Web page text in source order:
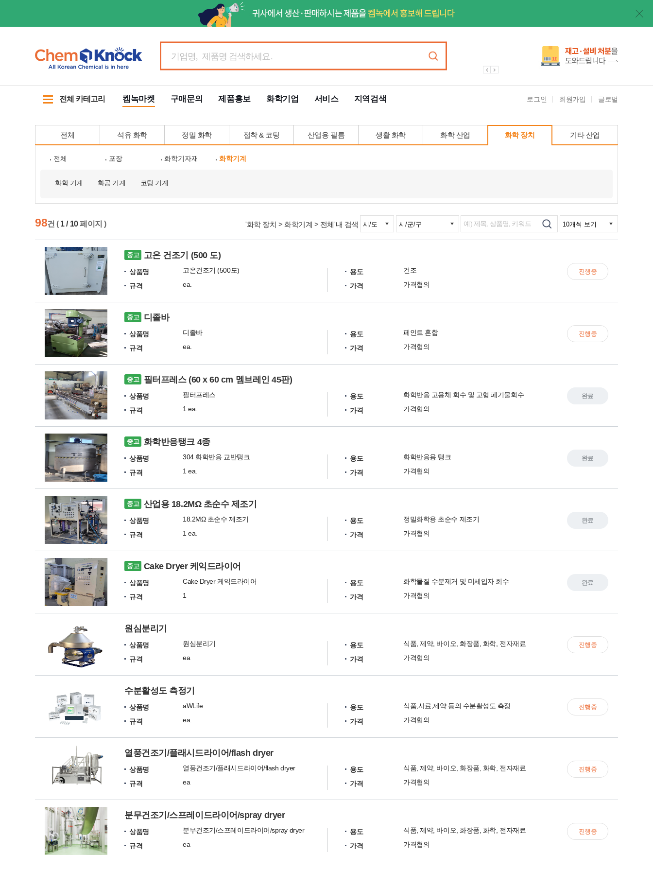
전체 카테고리 켐녹마켓 구매문의 제품홍보 화학기업 서비스 지역검색 로그인 회원가입 글로벌
전체 석유 화학 정밀 화학 접착 & 코팅 산업용 필름 생활 화학 화학 산업 화학 장치 기타 산업
전체 포장 화학기자재 화학기계
화학 기계 화공 기계 코팅 기계
98건 ( 1 / 10페이지 ) '화학 장치 > 화학기계 > 전체'내 검색
중고 고온 건조기 (500 도)
상품명
고온건조기 (500도)
규격
ea.
용도
건조
가격
가격협의
진행중
중고 디졸바
상품명
디졸바
규격
ea.
용도
페인트 혼합
가격
가격협의
진행중
중고 필터프레스 (60 x 60 cm 멤브레인 45판)
상품명
필터프레스
규격
1 ea.
용도
화학반응 고용체 회수 및 고형 페기물회수
가격
가격협의
완료
중고 화학반응탱크 4종
상품명
304 화학반응 교반탱크
규격
1 ea.
용도
화학반응용 탱크
가격
가격협의
완료
중고 산업용 18.2MΩ 초순수 제조기
상품명
18.2MΩ 초순수 제조기
규격
1 ea.
용도
정밀화학용 초순수 제조기
가격
가격협의
완료
중고 Cake Dryer 케익드라이어
상품명
Cake Dryer 케익드라이어
규격
1
용도
화학물질 수분제거 및 미세입자 회수
가격
가격협의
완료
원심분리기
상품명
원심분리기
규격
ea
용도
식품, 제약, 바이오, 화장품, 화학, 전자재료
가격
가격협의
진행중
수분활성도 측정기
상품명
aWLife
규격
ea.
용도
식품,사료,제약 등의 수분활성도 측정
가격
가격협의
진행중
열풍건조기/플래시드라이어/flash dryer
상품명
열풍건조기/플래시드라이어/flash dryer
규격
ea
용도
식품, 제약, 바이오, 화장품, 화학, 전자재료
가격
가격협의
진행중
분무건조기/스프레이드라이어/spray dryer
상품명
분무건조기/스프레이드라이어/spray dryer
규격
ea
용도
식품, 제약, 바이오, 화장품, 화학, 전자재료
가격
가격협의
진행중